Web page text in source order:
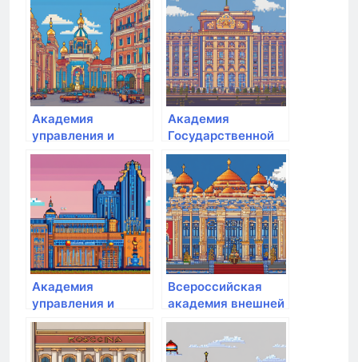
Академия
управления и
производства
Академия
Государственной
противопожарной
службы МЧС РФ
Академия
управления и
производства
Всероссийская
академия внешней
торговли
минэкономразвития
России